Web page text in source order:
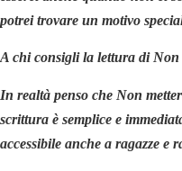
potrei trovare un motivo
A chi consigli la lettura di Non
In realtà penso che Non
scrittura è semplice e
accessibile anche a ragazze e